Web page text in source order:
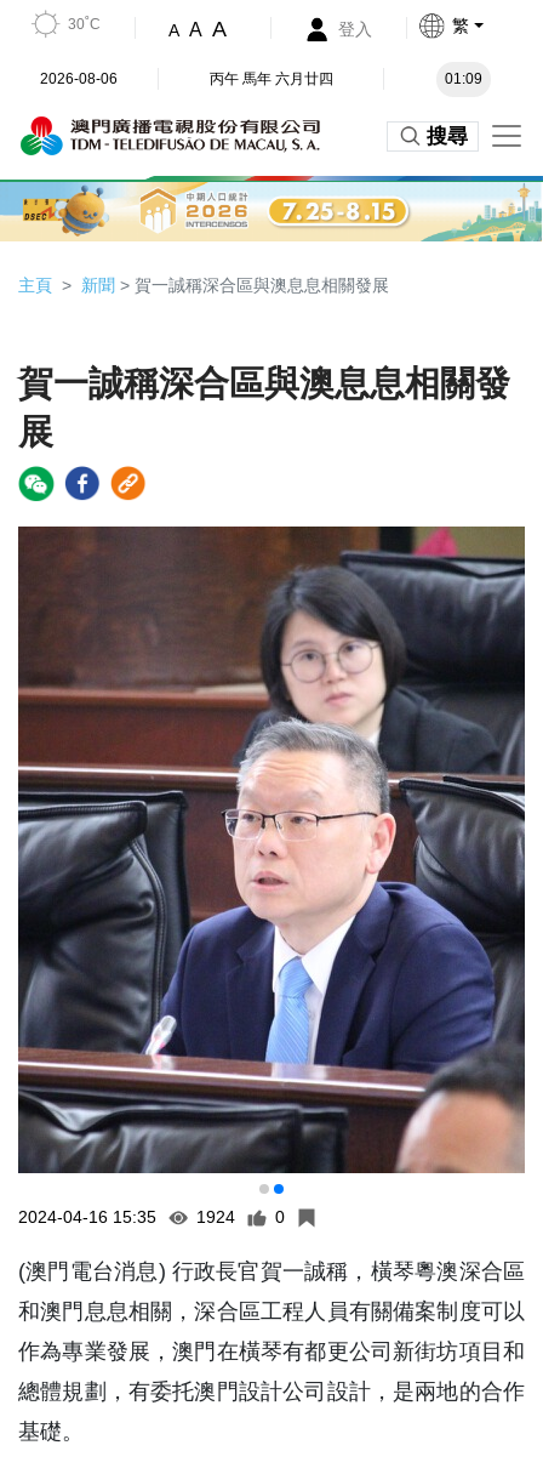
30˚C A A A 登入 繁
2026-08-06 丙午 馬年 六月廿四 01:09
搜尋
主頁 新聞 > 賀一誠稱深合區與澳息息相關發展
賀一誠稱深合區與澳息息相關發
展
2024-04-16 15:35 1924 0
(澳門電台消息) 行政長官賀一誠稱，橫琴粵澳深合區
和澳門息息相關，深合區工程人員有關備案制度可以
作為專業發展，澳門在橫琴有都更公司新街坊項目和
總體規劃，有委托澳門設計公司設計，是兩地的合作
基礎。